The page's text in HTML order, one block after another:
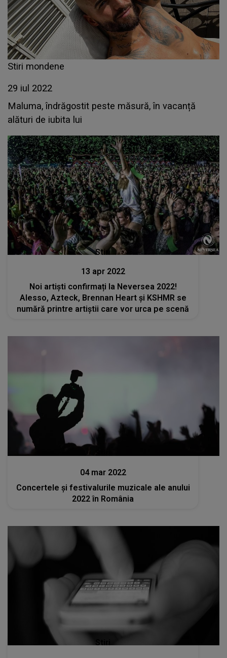
Stiri mondene
29 iul 2022
Maluma, îndrăgostit peste măsură, în vacanță
alături de iubita lui
Stiri
13 apr 2022
Noi artiști confirmați la Neversea 2022!
Alesso, Azteck, Brennan Heart și KSHMR se
numără printre artiștii care vor urca pe scenă
04 mar 2022
Concertele şi festivalurile muzicale ale anului
2022 în România
Stiri